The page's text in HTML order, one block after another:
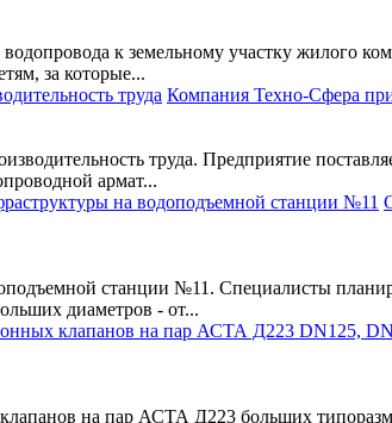
к земельному участку жилого
за которые...
Компания Техно-Сфера
труда. Предприятие
армат...
станции №11. Специалисты
диаметров - от...
на пар АСТА Д223 больших